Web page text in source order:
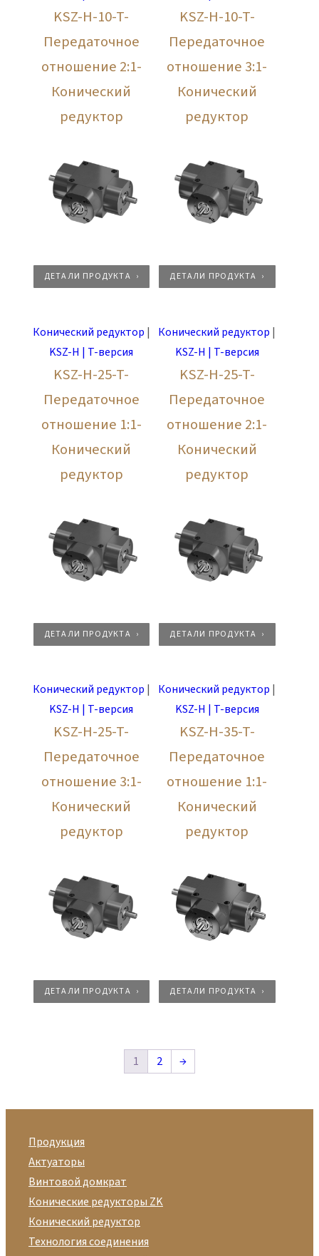
KSZ-H-10-T-
Передаточное
отношение 2:1-
Конический
редуктор
ДЕТАЛИ ПРОДУКТА
KSZ-H-10-T-
Передаточное
отношение 3:1-
Конический
редуктор
ДЕТАЛИ ПРОДУКТА
Конический редуктор |
KSZ-H | T-версия
KSZ-H-25-T-
Передаточное
отношение 1:1-
Конический
редуктор
ДЕТАЛИ ПРОДУКТА
Конический редуктор |
KSZ-H | T-версия
KSZ-H-25-T-
Передаточное
отношение 2:1-
Конический
редуктор
ДЕТАЛИ ПРОДУКТА
Конический редуктор |
KSZ-H | T-версия
KSZ-H-25-T-
Передаточное
отношение 3:1-
Конический
редуктор
ДЕТАЛИ ПРОДУКТА
Конический редуктор |
KSZ-H | T-версия
KSZ-H-35-T-
Передаточное
отношение 1:1-
Конический
редуктор
ДЕТАЛИ ПРОДУКТА
1 2 →
Продукция
Актуаторы
Винтовой домкрат
Конические редукторы ZK
Конический редуктор
Технология соединения